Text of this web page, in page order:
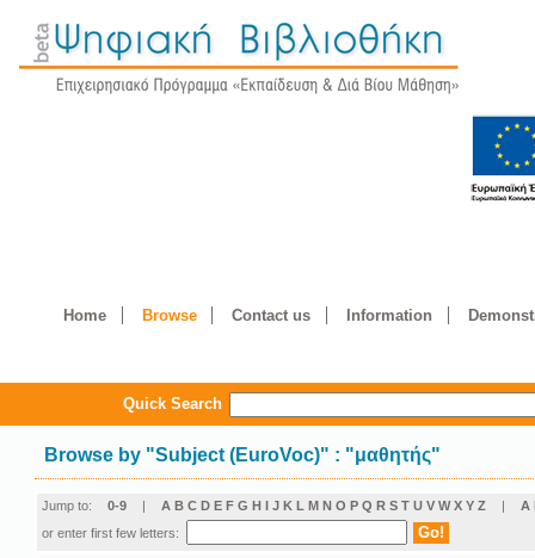
Home Browse Contact us Information
Quick Search
Browse by "Subject (EuroVoc)" : "μαθητής"
Jump to: 0-9 | A B C D E F G H I J K L M N O P Q R S T U V W X Y Z | Α
or enter first few letters: